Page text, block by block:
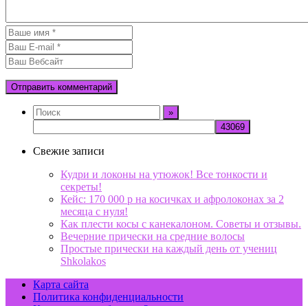
Свежие записи
Кудри и локоны на утюжок! Все тонкости и
секреты!
Кейс: 170 000 р на косичках и афролоконах за 2
месяца с нуля!
Как плести косы с канекалоном. Советы и отзывы.
Вечерние прически на средние волосы
Простые прически на каждый день от учениц
Shkolakos
Карта сайта
Политика конфиденциальности